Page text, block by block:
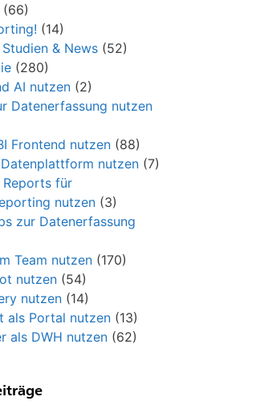
(66)
(14)
& News (52)
(280)
AI nutzen (2)
Datenerfassung nutzen
Frontend nutzen (88)
nutzen (7)
Reports für
nutzen (3)
zur Datenerfassung
Team nutzen (170)
nutzen (54)
nutzen (14)
als Portal nutzen (13)
als DWH nutzen (62)